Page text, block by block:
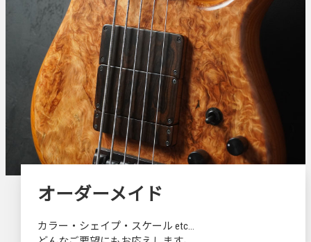
オーダーメイド
カラー・シェイプ・スケール etc…